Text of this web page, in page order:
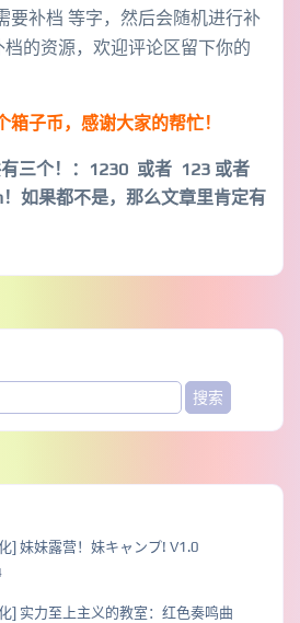
要补档 等字，然后会随机进行补
的资源，欢迎评论区留下你的
箱子币，感谢大家的帮忙！
三个！
：1230 或者 123 或者
如果都不是，那么文章里肯定有
] 妹妹露营！妹キャンプ! V1.0
] 实力至上主义的教室：红色奏鸣曲